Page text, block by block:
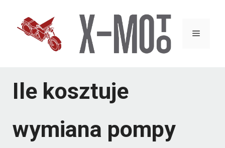
Menu
Ile kosztuje
wymiana pompy